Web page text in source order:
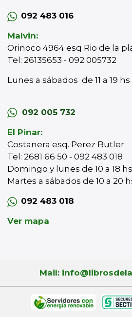
092 483 016
Malvin:
Orinoco 4964 esq Rio de la
Tel: 26135653 - 092 005732
Lunes a sábados de 11 a 19 hs
092 005 732
El Pinar:
Costanera esq. Perez Butler
Tel: 2681 66 50 - 092 483 018
Domingo y lunes de 10 a 18 hs
Martes a sábados de 10 a 20
092 483 018
Ver mapa
Mail: